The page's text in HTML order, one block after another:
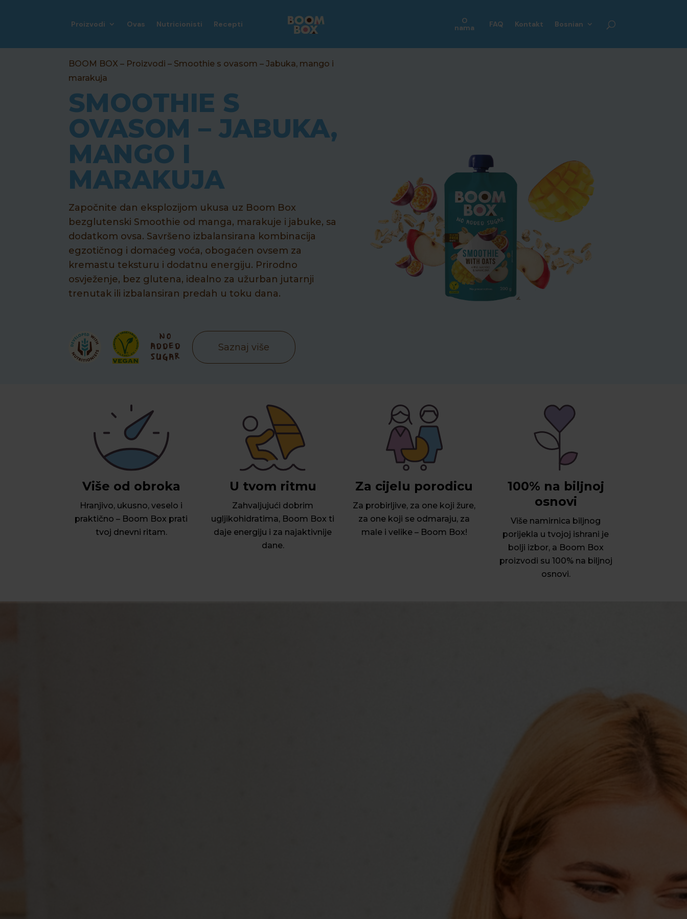
Proizvodi Ovas Nutricionisti Recepti O
nama FAQ Kontakt Bosnian
BOOM BOX – Proizvodi – Smoothie s ovasom – Jabuka, mango i
marakuja
SMOOTHIE S
OVASOM – JABUKA,
MANGO I
MARAKUJA
Započnite dan eksplozijom ukusa uz Boom Box
bezglutenski Smoothie od manga, marakuje i jabuke, sa
dodatkom ovsa. Savršeno izbalansirana kombinacija
egzotičnog i domaćeg voća, obogaćen ovsem za
kremastu teksturu i dodatnu energiju. Prirodno
osvježenje, bez glutena, idealno za užurban jutarnji
trenutak ili izbalansiran predah u toku dana.
Saznaj više
Više od obroka
Hranjivo, ukusno, veselo i
praktično – Boom Box prati
tvoj dnevni ritam.
U tvom ritmu
Zahvaljujući dobrim
ugljikohidratima, Boom Box ti
daje energiju i za najaktivnije
dane.
Za cijelu porodicu
Za probirljive, za one koji žure,
za one koji se odmaraju, za
male i velike – Boom Box!
100% na biljnoj
osnovi
Više namirnica biljnog
porijekla u tvojoj ishrani je
bolji izbor, a Boom Box
proizvodi su 100% na biljnoj
osnovi.